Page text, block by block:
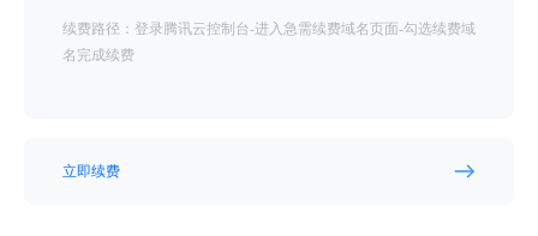
续费路径：登录腾讯云控制台-进入急需续费域名页面-勾选续费域
名完成续费
立即续费